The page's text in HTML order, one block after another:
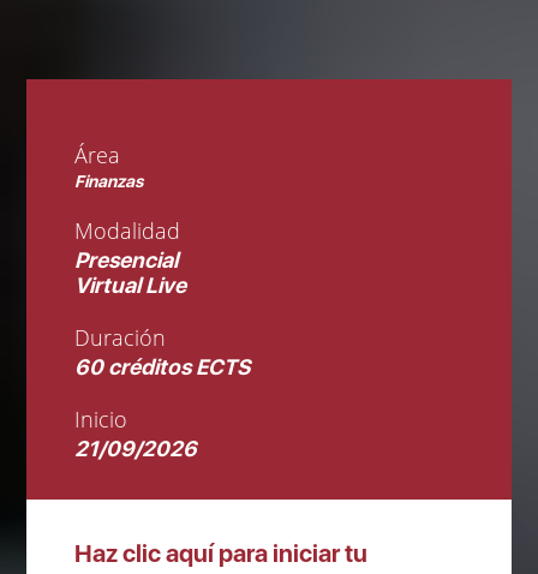
Área
Finanzas
Modalidad
Presencial
Virtual Live
Duración
60 créditos ECTS
Inicio
21/09/2026
Haz clic aquí para iniciar tu